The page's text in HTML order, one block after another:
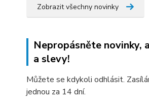
Zobrazit všechny novinky
Nepropásněte novinky,
a slevy!
Můžete se kdykoli odhlásit.
jednou za 14 dní.